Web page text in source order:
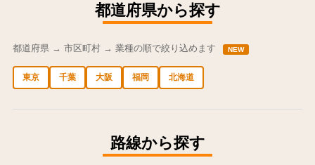
都道府県から探す
都道府県 → 市区町村 → 業種の順で絞り込めます NEW
東京 千葉 大阪 福岡 北海道
路線から探す